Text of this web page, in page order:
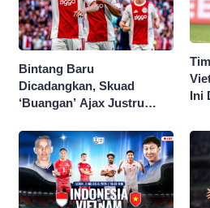
Bintang Baru
Dicadangkan, Skuad
‘Buangan’ Ajax Justru
Ini